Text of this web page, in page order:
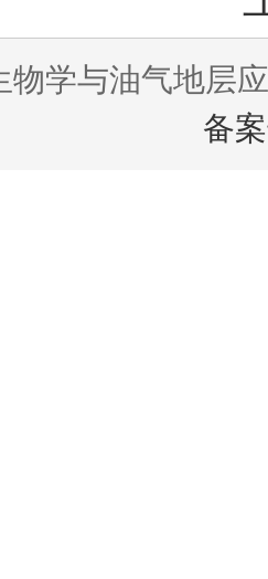
物学与油气地层
备